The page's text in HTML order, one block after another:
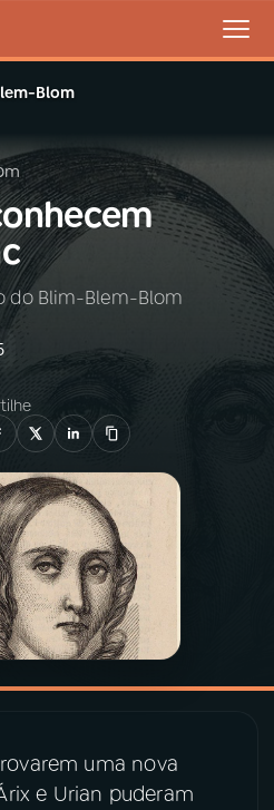
Blom
do Blim-Blem-Blom
uma nova
e Urian puderam